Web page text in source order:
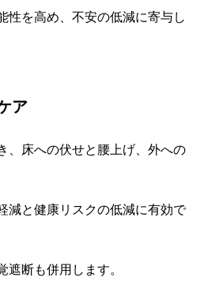
性を高め、不安の低減に寄与し
ア
、床への伏せと腰上げ、外への
減と健康リスクの低減に有効で
遮断も併用します。